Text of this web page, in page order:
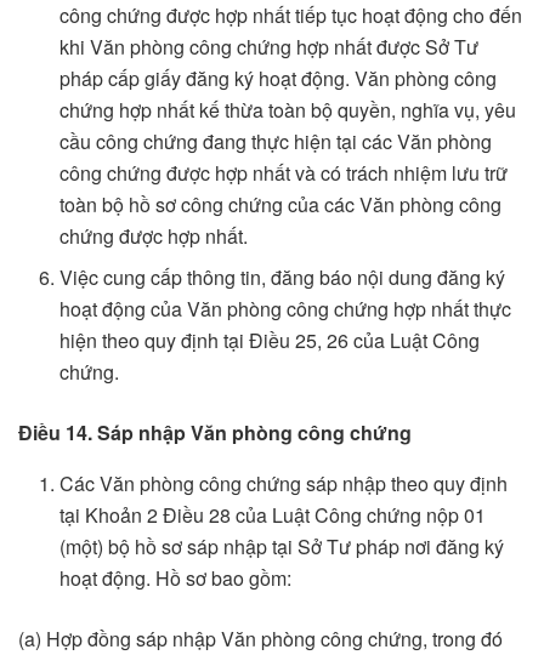
công chứng được hợp nhất tiếp tục hoạt động cho đến
khi Văn phòng công chứng hợp nhất được Sở Tư
pháp cấp giấy đăng ký hoạt động. Văn phòng công
chứng hợp nhất kế thừa toàn bộ quyền, nghĩa vụ, yêu
cầu công chứng đang thực hiện tại các Văn phòng
công chứng được hợp nhất và có trách nhiệm lưu trữ
toàn bộ hồ sơ công chứng của các Văn phòng công
chứng được hợp nhất.
Việc cung cấp thông tin, đăng báo nội dung đăng ký
hoạt động của Văn phòng công chứng hợp nhất thực
hiện theo quy định tại Điều 25, 26 của Luật Công
chứng.
Điều 14. Sáp nhập Văn phòng công chứng
Các Văn phòng công chứng sáp nhập theo quy định
tại Khoản 2 Điều 28 của Luật Công chứng nộp 01
(một) bộ hồ sơ sáp nhập tại Sở Tư pháp nơi đăng ký
hoạt động. Hồ sơ bao gồm:
(a) Hợp đồng sáp nhập Văn phòng công chứng, trong đó